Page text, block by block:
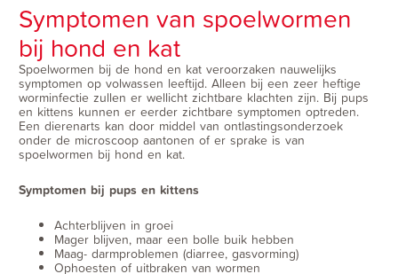
Symptomen van spoelwormen
bij hond en kat
Spoelwormen bij de hond en kat veroorzaken nauwelijks
symptomen op volwassen leeftijd. Alleen bij een zeer heftige
worminfectie zullen er wellicht zichtbare klachten zijn. Bij pups
en kittens kunnen er eerder zichtbare symptomen optreden.
Een dierenarts kan door middel van ontlastingsonderzoek
onder de microscoop aantonen of er sprake is van
spoelwormen bij hond en kat.
Symptomen bij pups en kittens
Achterblijven in groei
Mager blijven, maar een bolle buik hebben
Maag- darmproblemen (diarree, gasvorming)
Ophoesten of uitbraken van wormen